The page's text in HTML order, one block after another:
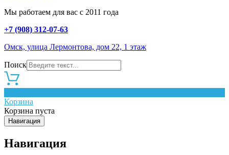
Мы работаем для вас с 2011 года
+7 (908) 312-07-63
Омск, улица Лермонтова, дом 22, 1 этаж
Поиск
Корзина
Корзина пуста
Навигация
Навигация